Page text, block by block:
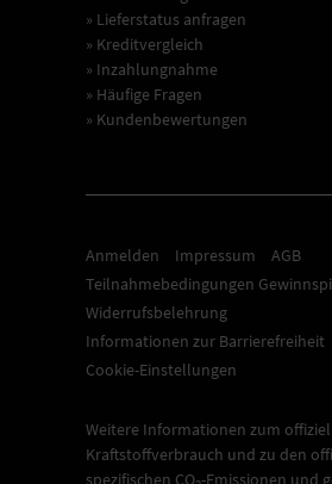
» Lieferstatus anfragen
» Kreditvergleich
» Inzahlungnahme
» Häufige Fragen
» Kundenbewertungen
Anmelden Impressum
AGB
Teilnahmebedingungen
Widerrufsbelehrung
Informationen zur Barrierefreiheit
Cookie-Einstellungen
Weitere Informationen zum
Kraftstoffverbrauch und zu den
spezifischen CO -Emissionen und